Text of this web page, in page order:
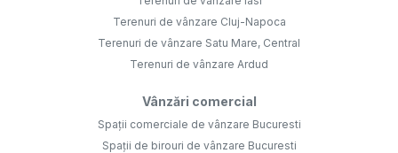
Terenuri de vânzare Cluj-Napoca
Terenuri de vânzare Satu Mare, Central
Terenuri de vânzare Ardud
Vânzări comercial
Spații comerciale de vânzare Bucuresti
Spații de birouri de vânzare Bucuresti